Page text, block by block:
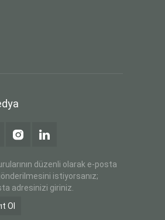
düzenli olarak e-posta
istiyorsanız;
adresinizi giriniz.
Ol